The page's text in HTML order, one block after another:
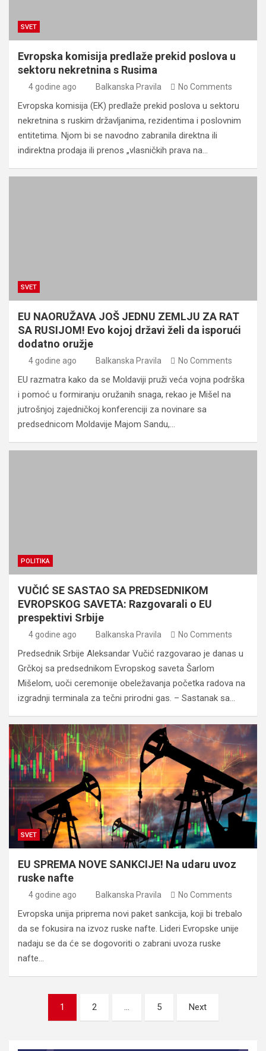
SVET
Evropska komisija predlaže prekid poslova u
sektoru nekretnina s Rusima
4 godine ago Balkanska Pravila No Comments
Evropska komisija (EK) predlaže prekid poslova u sektoru
nekretnina s ruskim državljanima, rezidentima i poslovnim
entitetima. Njom bi se navodno zabranila direktna ili
indirektna prodaja ili prenos „vlasničkih prava na…
SVET
EU NAORUŽAVA JOŠ JEDNU ZEMLJU ZA RAT
SA RUSIJOM! Evo kojoj državi želi da isporući
dodatno oružje
4 godine ago Balkanska Pravila No Comments
EU razmatra kako da se Moldaviji pruži veća vojna podrška
i pomoć u formiranju oružanih snaga, rekao je Mišel na
jutrošnjoj zajedničkoj konferenciji za novinare sa
predsednicom Moldavije Majom Sandu,…
POLITIKA
VUČIĆ SE SASTAO SA PREDSEDNIKOM
EVROPSKOG SAVETA: Razgovarali o EU
prespektivi Srbije
4 godine ago Balkanska Pravila No Comments
Predsednik Srbije Aleksandar Vučić razgovarao je danas u
Grčkoj sa predsednikom Evropskog saveta Šarlom
Mišelom, uoči ceremonije obeležavanja početka radova na
izgradnji terminala za tečni prirodni gas. – Sastanak sa…
SVET
EU SPREMA NOVE SANKCIJE! Na udaru uvoz
ruske nafte
4 godine ago Balkanska Pravila No Comments
Evropska unija priprema novi paket sankcija, koji bi trebalo
da se fokusira na izvoz ruske nafte. Lideri Evropske unije
nadaju se da će se dogovoriti o zabrani uvoza ruske
nafte…
pagination
1 2 … 5 Next